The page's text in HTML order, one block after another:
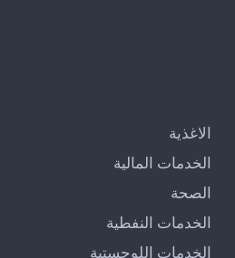
الاغذية
الخدمات المالية
الصحة
الخدمات النفطية
الخدمات اللوجستية